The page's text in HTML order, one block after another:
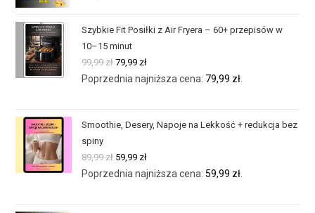
Szybkie Fit Posiłki z Air Fryera – 60+ przepisów w
10–15 minut
99,99zł 79,99 zł
Poprzednia najniższa cena: 79,99 zł
Smoothie, Desery, Napoje na Lekkość + redukcja bez
spiny
89,99zł 59,99 zł
Poprzednia najniższa cena:59,99 zł